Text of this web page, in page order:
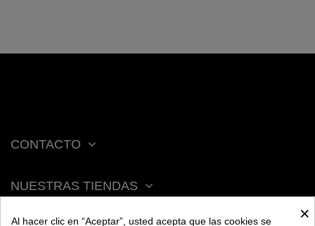
CONTACTO
NUESTRAS TIENDAS
×
Al hacer clic en “Aceptar”, usted acepta que las cookies se